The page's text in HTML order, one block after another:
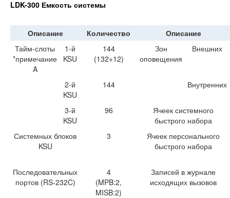
LDK-300 Емкость системы
Описание Количество
Описание
Тайм-слоты
*примечание
A
1-й
KSU
144
(132+12)
Зон
оповещения
Внешних
2-й
KSU
144 Внутренних
3-й
KSU
96
Ячеек системного
быстрого набора
Системных блоков
KSU
3
Ячеек персонального
быстрого набора
Последовательных
портов (RS-232C)
4
(MPB:2,
MISB:2)
Записей в журнале
исходящих вызовов